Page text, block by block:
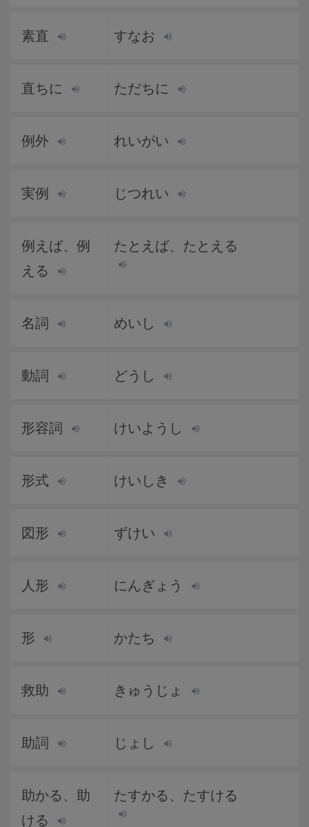
素直 すなお
直ちに ただちに
例外 れいがい
実例 じつれい
例えば、例
える
たとえば、たとえる
名詞 めいし
動詞 どうし
形容詞 けいようし
形式 けいしき
図形 ずけい
人形 にんぎょう
形 かたち
救助 きゅうじょ
助詞 じょし
助かる、助
ける
たすかる、たすける